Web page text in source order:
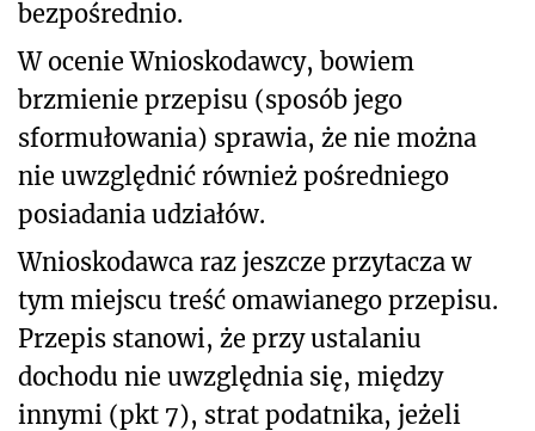
bezpośrednio.
W ocenie Wnioskodawcy, bowiem
brzmienie przepisu (sposób jego
sformułowania) sprawia, że nie można
nie uwzględnić również pośredniego
posiadania udziałów.
Wnioskodawca raz jeszcze przytacza w
tym miejscu treść omawianego przepisu.
Przepis stanowi, że przy ustalaniu
dochodu nie uwzględnia się, między
innymi (pkt 7), strat podatnika, jeżeli